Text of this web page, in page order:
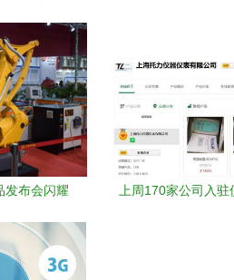
发布会闪耀
上周170家公司入